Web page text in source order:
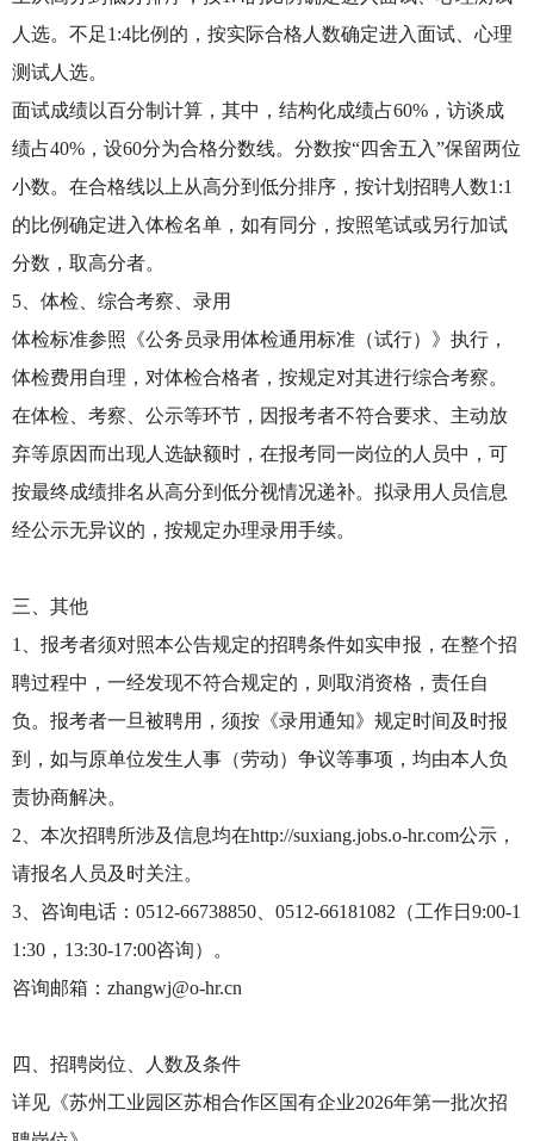
人选。不足1:4比例的，按实际合格人数确定进入面试、心理
测试人选。
面试成绩以百分制计算，其中，结构化成绩占60%，访谈成
绩占40%，设60分为合格分数线。分数按“四舍五入”保留两位
小数。在合格线以上从高分到低分排序，按计划招聘人数1:1
的比例确定进入体检名单，如有同分，按照笔试或另行加试
分数，取高分者。
5、体检、综合考察、录用
体检标准参照《公务员录用体检通用标准（试行）》执行，
体检费用自理，对体检合格者，按规定对其进行综合考察。
在体检、考察、公示等环节，因报考者不符合要求、主动放
弃等原因而出现人选缺额时，在报考同一岗位的人员中，可
按最终成绩排名从高分到低分视情况递补。拟录用人员信息
经公示无异议的，按规定办理录用手续。
三、其他
1、报考者须对照本公告规定的招聘条件如实申报，在整个招
聘过程中，一经发现不符合规定的，则取消资格，责任自
负。报考者一旦被聘用，须按《录用通知》规定时间及时报
到，如与原单位发生人事（劳动）争议等事项，均由本人负
责协商解决。
2、本次招聘所涉及信息均在http://suxiang.jobs.o-hr.com公示，
请报名人员及时关注。
3、咨询电话：0512-66738850、0512-66181082（工作日9:00-1
1:30，13:30-17:00咨询）。
咨询邮箱：zhangwj@o-hr.cn
四、招聘岗位、人数及条件
详见《苏州工业园区苏相合作区国有企业2026年第一批次招